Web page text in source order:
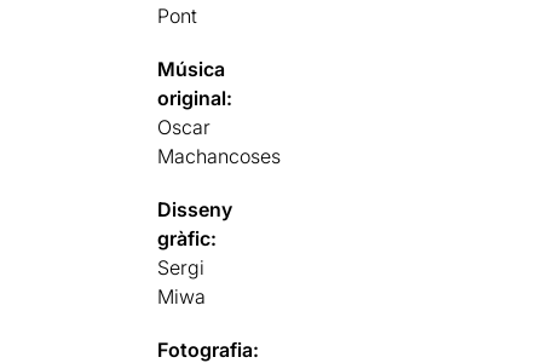
Pont
Música
original:
Oscar
Machancoses
Disseny
gràfic:
Sergi
Miwa
Fotografia: